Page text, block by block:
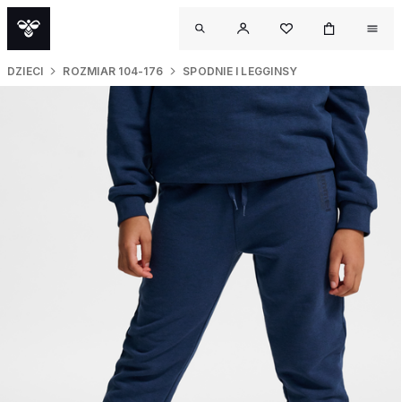
DZIECI ROZMIAR 104-176 SPODNIE I LEGGINSY